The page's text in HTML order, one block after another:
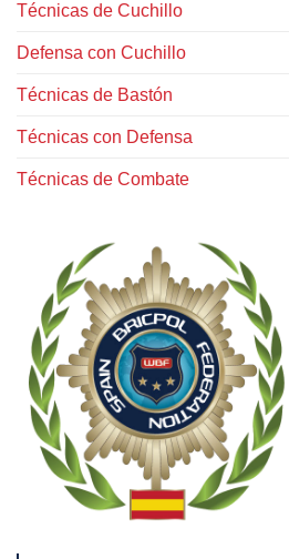
Técnicas de Cuchillo
Defensa con Cuchillo
Técnicas de Bastón
Técnicas con Defensa
Técnicas de Combate